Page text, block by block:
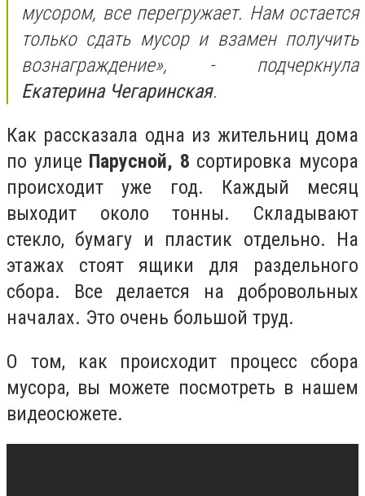
мусором, все перегружает. Нам остается
только сдать мусор и взамен получить
вознаграждение», - подчеркнула
Екатерина Чегаринская.
Как рассказала одна из жительниц дома
по улице Парусной, 8 сортировка мусора
происходит уже год. Каждый месяц
выходит около тонны. Складывают
стекло, бумагу и пластик отдельно. На
этажах стоят ящики для раздельного
сбора. Все делается на добровольных
началах. Это очень большой труд.
О том, как происходит процесс сбора
мусора, вы можете посмотреть в нашем
видеосюжете.